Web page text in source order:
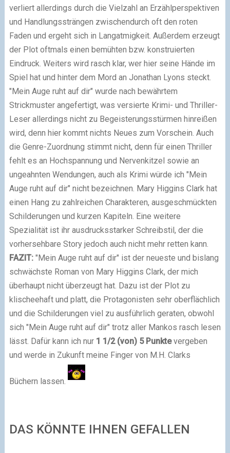
verliert allerdings durch die Vielzahl an Erzählperspektiven
und Handlungssträngen zwischendurch oft den roten
Faden und ergeht sich in Langatmigkeit. Außerdem erzeugt
der Plot oftmals einen bemühten bzw. konstruierten
Eindruck. Weiters wird rasch klar, wer hier seine Hände im
Spiel hat und hinter dem Mord an Jonathan Lyons steckt.
"Mein Auge ruht auf dir" wurde nach bewährtem
Strickmuster angefertigt, was versierte Krimi- und Thriller-
Leser allerdings nicht zu Begeisterungsstürmen hinreißen
wird, denn hier kommt nichts Neues zum Vorschein. Auch
die Genre-Zuordnung stimmt nicht, denn für einen Thriller
fehlt es an Hochspannung und Nervenkitzel sowie an
ungeahnten Wendungen, auch als Krimi würde ich "Mein
Auge ruht auf dir" nicht bezeichnen. Mary Higgins Clark hat
einen Hang zu zahlreichen Charakteren, ausgeschmückten
Schilderungen und kurzen Kapiteln. Eine weitere
Spezialität ist ihr ausdrucksstarker Schreibstil, der die
vorhersehbare Story jedoch auch nicht mehr retten kann.
FAZIT: "Mein Auge ruht auf dir" ist der neueste und bislang
schwächste Roman von Mary Higgins Clark, der mich
überhaupt nicht überzeugt hat. Dazu ist der Plot zu
klischeehaft und platt, die Protagonisten sehr oberflächlich
und die Schilderungen viel zu ausführlich geraten, obwohl
sich "Mein Auge ruht auf dir" trotz aller Mankos rasch lesen
lässt. Dafür kann ich nur 1 1/2 (von)5 Punktevergeben
und werde in Zukunft meine Finger von M.H. Clarks
Büchern lassen.
DAS KÖNNTE IHNEN GEFALLEN